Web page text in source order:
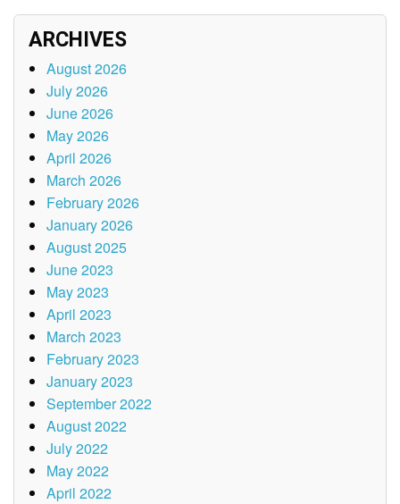
ARCHIVES
August 2026
July 2026
June 2026
May 2026
April 2026
March 2026
February 2026
January 2026
August 2025
June 2023
May 2023
April 2023
March 2023
February 2023
January 2023
September 2022
August 2022
July 2022
May 2022
April 2022